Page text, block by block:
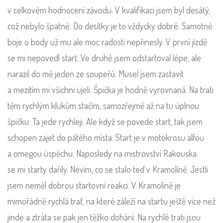
v celkovém hodnocení závodu. V kvalifikaci jsem byl desátý,
což nebylo špatné. Do desítky je to vždycky dobré. Samotné
boje o body už mu ale moc radosti nepřinesly. V první jízdě
se mi nepovedl start. Ve druhé jsem odstartoval lépe, ale
narazil do mě jeden ze soupeřů. Musel jsem zastavit
a mezitím mi všichni ujeli. Špička je hodně vyrovnaná. Na trati
těm rychlým klukům stačím, samozřejmě až na tu úplnou
špičku. Ta jede rychleji. Ale když se povede start, tak jsem
schopen zajet do pátého místa. Start je v motokrosu alfou
a omegou úspěchu. Naposledy na mistrovství Rakouska
se mi starty dařily. Nevím, co se stalo teď v Kramolíně. Jestli
jsem neměl dobrou startovní reakci. V Kramolíně je
mimořádně rychlá trať, na které záleží na startu ještě více než
jinde a ztráta se pak jen těžko dohání. Na rychlé trati jsou